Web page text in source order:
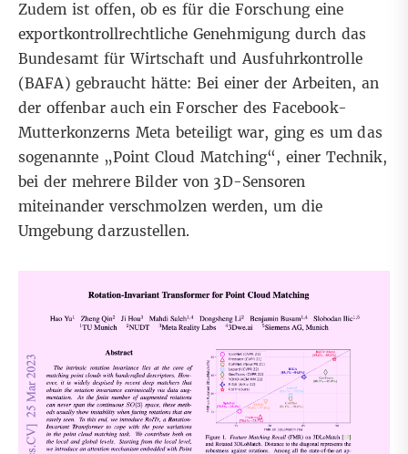
Zudem ist offen, ob es für die Forschung eine
exportkontrollrechtliche Genehmigung durch das
Bundesamt für Wirtschaft und Ausfuhrkontrolle
(BAFA) gebraucht hätte: Bei einer der Arbeiten, an
der offenbar auch ein Forscher des Facebook-
Mutterkonzerns Meta beteiligt war, ging es um das
sogenannte „Point Cloud Matching“, einer Technik,
bei der mehrere Bilder von 3D-Sensoren
miteinander verschmolzen werden, um die
Umgebung darzustellen.